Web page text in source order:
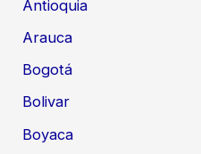
Antioquia
Arauca
Bogotá
Bolivar
Boyaca